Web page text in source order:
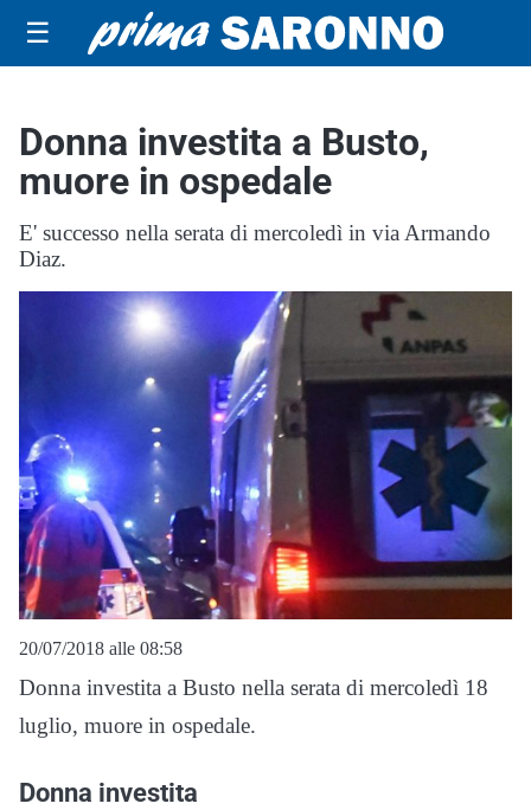
☰
Donna investita a Busto,
muore in ospedale
E' successo nella serata di mercoledì in via Armando
Diaz.
20/07/2018 alle 08:58
Donna investita a Busto nella serata di mercoledì 18
luglio, muore in ospedale.
Donna investita